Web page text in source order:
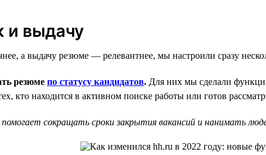
и выдачу
а выдачу резюме — релевантнее, мы настроили сразу
резюме по статусу кандидатов. Для них мы сделали
кто находится в активном поиске работы или готов
помогает сокращать сроки закрытия вакансий и нанимать